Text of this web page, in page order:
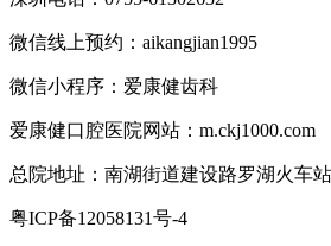
微信线上预约：aikangjian1995
微信小程序：爱康健齿科
爱康健口腔医院网站：m.ckj1000.com
总院地址：南湖街道建设路罗湖火车
粤ICP备12058131号-4